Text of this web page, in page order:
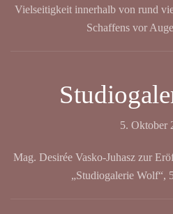
Vielseitigkeit innerhalb von rund
Schaffens vor
5. Oktober
Mag. Desirée Vasko-Juhasz zur
„Studiogalerie Wolf“,